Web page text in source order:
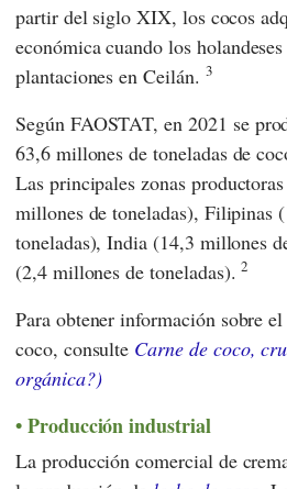
partir del siglo XIX, los cocos
económica cuando los
plantaciones en Ceilán. 3
Según FAOSTAT, en 2021 se
63,6 millones de toneladas de
Las principales zonas
millones de toneladas), Filipinas
toneladas), India (14,3 millones
(2,4 millones de toneladas).2
Para obtener información sobre
coco, consulte Carne de coco,
orgánica?)
Producción industrial
La producción comercial de